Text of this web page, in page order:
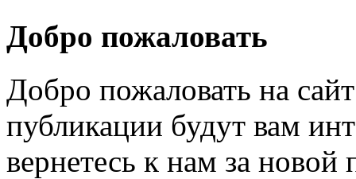
Добро пожаловать
Добро пожаловать на
публикации будут вам
вернетесь к нам за